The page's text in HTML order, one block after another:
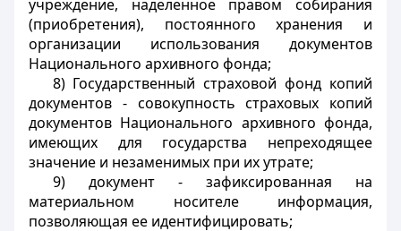
учреждение, наделенное правом собирания
(приобретения), постоянного хранения и
организации использования документов
Национального архивного фонда;
8) Государственный страховой фонд копий
документов - совокупность страховых копий
документов Национального архивного фонда,
имеющих для государства непреходящее
значение и незаменимых при их утрате;
9) документ - зафиксированная на
материальном носителе информация,
позволяющая ее идентифицировать;